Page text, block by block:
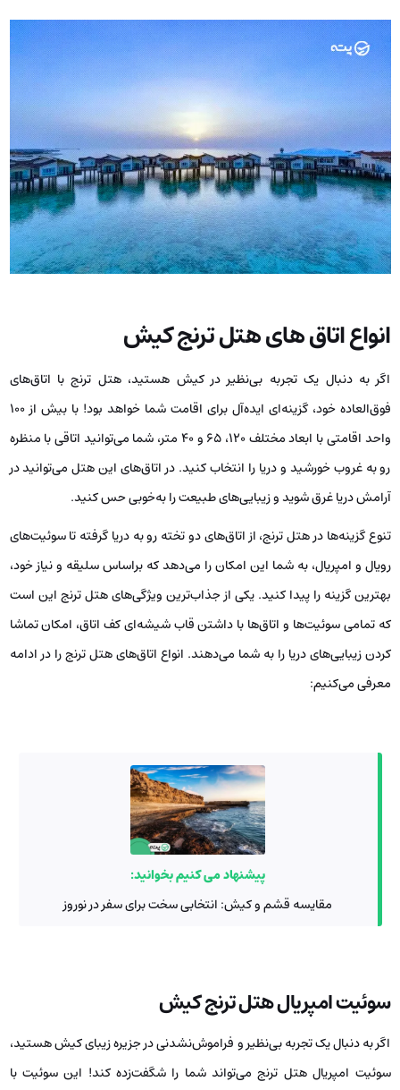
انواع اتاق های هتل ترنج کیش
اگر به دنبال یک تجربه بی‌نظیر در کیش هستید، هتل ترنج با اتاق‌های
فوق‌العاده‌ خود، گزینه‌ای ایده‌آل برای اقامت شما خواهد بود! با بیش از ۱۰۰
واحد اقامتی با ابعاد مختلف ۱۲۰، ۶۵ و ۴۰ متر، شما می‌توانید اتاقی با منظره
رو به غروب خورشید و دریا را انتخاب کنید. در اتاق‌های این هتل می‌توانید در
آرامش دریا غرق شوید و زیبایی‌های طبیعت را به‌خوبی حس کنید.
تنوع گزینه‌ها در هتل ترنج، از اتاق‌های دو تخته رو به دریا گرفته تا سوئیت‌های
رویال و امپریال، به شما این امکان را می‌دهد که براساس سلیقه و نیاز خود،
بهترین گزینه را پیدا کنید. یکی از جذاب‌ترین ویژگی‌های هتل ترنج این است
که تمامی سوئیت‌ها و اتاق‌ها با داشتن قاب شیشه‌ای کف اتاق، امکان تماشا
کردن زیبایی‌های دریا را به شما می‌دهند. انواع اتاق‌های هتل ترنج را در ادامه
معرفی می‌کنیم:
پیشنهاد می کنیم بخوانید:
مقایسه قشم و کیش: انتخابی سخت برای سفر در نوروز
سوئیت امپریال هتل ترنج کیش
اگر به دنبال یک تجربه بی‌نظیر و فراموش‌نشدنی در جزیره زیبای کیش هستید،
سوئیت امپریال هتل ترنج می‌تواند شما را شگفت‌زده کند! این سوئیت با